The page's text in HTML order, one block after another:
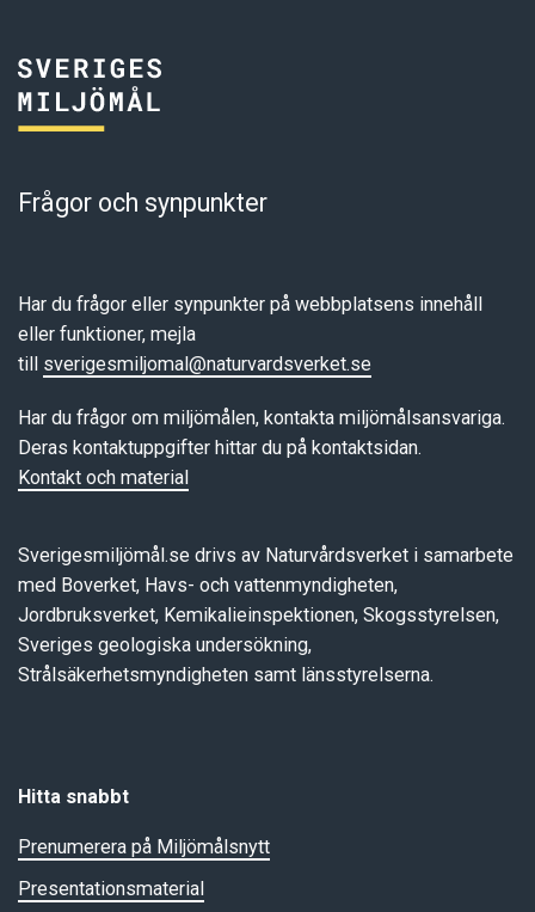
Frågor och synpunkter
Har du frågor eller synpunkter på webbplatsens innehåll
eller funktioner, mejla
till sverigesmiljomal@naturvardsverket.se
Har du frågor om miljömålen, kontakta miljömålsansvariga.
Deras kontaktuppgifter hittar du på kontaktsidan.
Kontakt och material
Sverigesmiljömål.se drivs av Naturvårdsverket i samarbete
med Boverket, Havs- och vattenmyndigheten,
Jordbruksverket, Kemikalieinspektionen, Skogsstyrelsen,
Sveriges geologiska undersökning,
Strålsäkerhetsmyndigheten samt länsstyrelserna.
Hitta snabbt
Prenumerera på Miljömålsnytt
Presentationsmaterial